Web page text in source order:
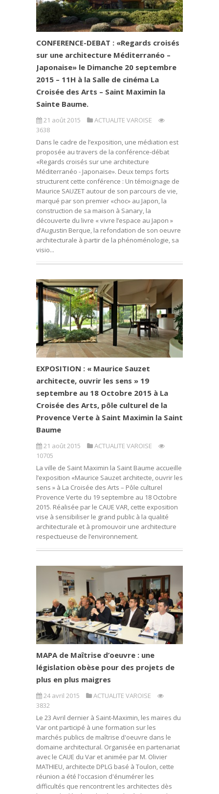
CONFERENCE-DEBAT : «Regards croisés
sur une architecture Méditerranéo –
Japonaise» le Dimanche 20 septembre
2015 – 11H à la Salle de cinéma La
Croisée des Arts – Saint Maximin la
Sainte Baume.
21 août 2015
ACTUALITE VAROISE
3638
Dans le cadre de l’exposition, une médiation est
proposée au travers de la conférence-débat
«Regards croisés sur une architecture
Méditerranéo - Japonaise». Deux temps forts
structurent cette conférence : Un témoignage de
Maurice SAUZET autour de son parcours de vie,
marqué par son premier «choc» au Japon, la
construction de sa maison à Sanary, la
découverte du livre « vivre l’espace au Japon »
d’Augustin Berque, la refondation de son oeuvre
architecturale à partir de la phénoménologie, sa
visio...
EXPOSITION : « Maurice Sauzet
architecte, ouvrir les sens » 19
septembre au 18 Octobre 2015 à La
Croisée des Arts, pôle culturel de la
Provence Verte à Saint Maximin la Saint
Baume
21 août 2015
ACTUALITE VAROISE
10705
La ville de Saint Maximin la Saint Baume accueille
l’exposition «Maurice Sauzet architecte, ouvrir les
sens » à La Croisée des Arts – Pôle culturel
Provence Verte du 19 septembre au 18 Octobre
2015. Réalisée par le CAUE VAR, cette exposition
vise à sensibiliser le grand public à la qualité
architecturale et à promouvoir une architecture
respectueuse de l’environnement.
MAPA de Maîtrise d’oeuvre : une
législation obèse pour des projets de
plus en plus maigres
24 avril 2015
ACTUALITE VAROISE
3832
Le 23 Avril dernier à Saint-Maximin, les maires du
Var ont participé à une formation sur les
marchés publics de maîtrise d'oeuvre dans le
domaine architectural. Organisée en partenariat
avec le CAUE du Var et animée par M. Olivier
MATHIEU, architecte DPLG basé à Toulon, cette
réunion a été l'occasion d'énumérer les
difficultés que rencontrent les architectes dès